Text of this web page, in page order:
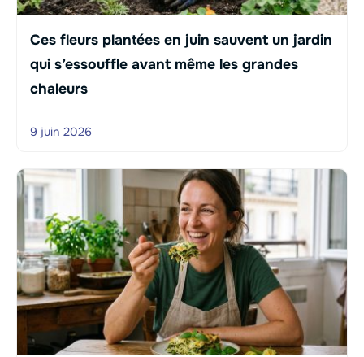
Ces fleurs plantées en juin sauvent un jardin
qui s’essouffle avant même les grandes
chaleurs
9 juin 2026